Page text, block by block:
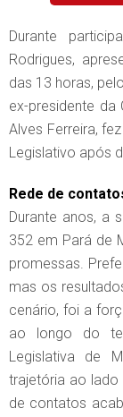
Durante
Rodrigues,
das 13 horas, pelo
ex-presidente da
Alves Ferreira,
Legislativo após
Rede de
Durante anos, a
352 em Pará de
promessas.
mas os
cenário, foi a
ao longo do
Legislativa de
trajetória ao
de contatos